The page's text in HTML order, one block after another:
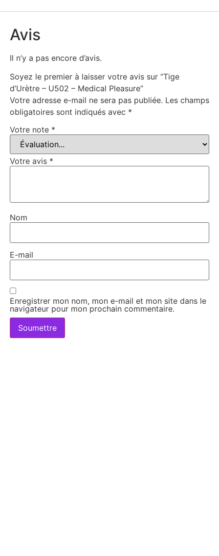
Avis
Il n’y a pas encore d’avis.
Soyez le premier à laisser votre avis sur “Tige
d’Urètre – U502 – Medical Pleasure”
Votre adresse e-mail ne sera pas publiée. Les champs
obligatoires sont indiqués avec *
Votre note *
Votre avis *
Nom
E-mail
Enregistrer mon nom, mon e-mail et mon site dans le
navigateur pour mon prochain commentaire.